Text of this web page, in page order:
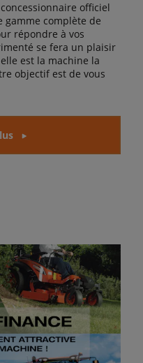
officiel
gamme complète de
répondre à vos
se fera un plaisir
est la machine la
objectif est de vous